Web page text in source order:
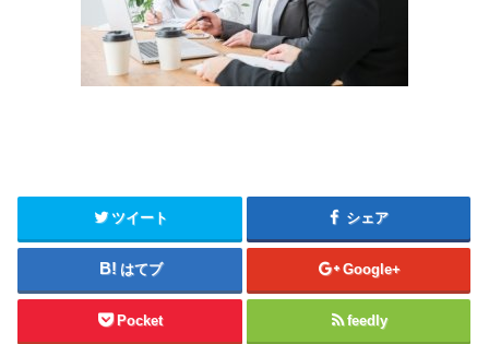
ツイート シェア
はてブ Google+
Pocket feedly